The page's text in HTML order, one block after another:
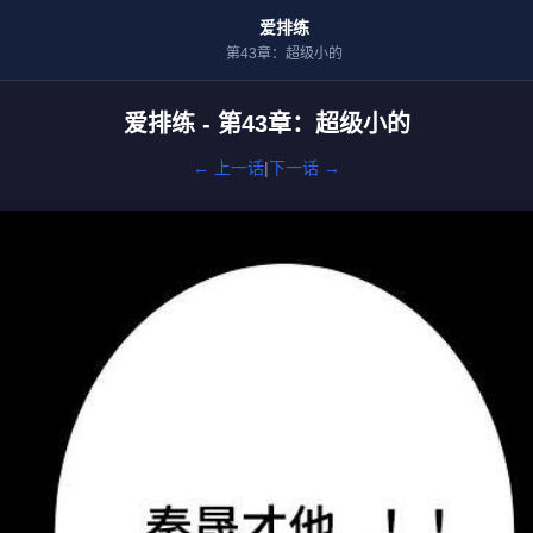
爱排练
第43章：超级小的
爱排练 - 第43章：超级小的
← 上一话|下一话 →